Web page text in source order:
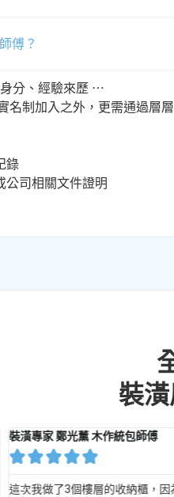
傅？
分、經驗來歷 ⋯
名制加入之外，更需通過層
錄
公司相關文件證明
裝
裝潢專家 鄭光薰 木作統包師傅

這次我做了3個樓層的收納櫃，因